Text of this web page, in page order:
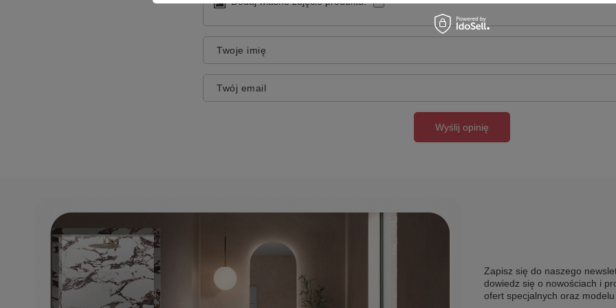
Twoje imię
Twój email
Wyślij opinię
Zapisz się do naszego
dowiedz się o nowościach i
ofert specjalnych oraz